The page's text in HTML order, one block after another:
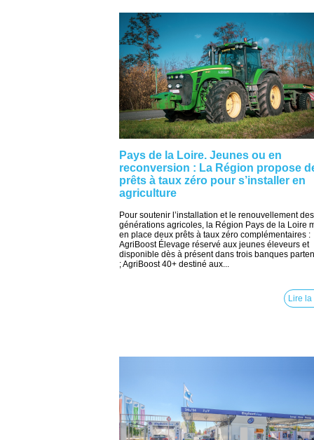
Pays de la Loire. Jeunes ou en
reconversion : La Région propose
prêts à taux zéro pour s’installer en
agriculture
Pour soutenir l’installation et le renouvellement des
générations agricoles, la Région Pays de la Loire
en place deux prêts à taux zéro complémentaires :
AgriBoost Élevage réservé aux jeunes éleveurs et
disponible dès à présent dans trois banques
; AgriBoost 40+ destiné aux...
Lire la